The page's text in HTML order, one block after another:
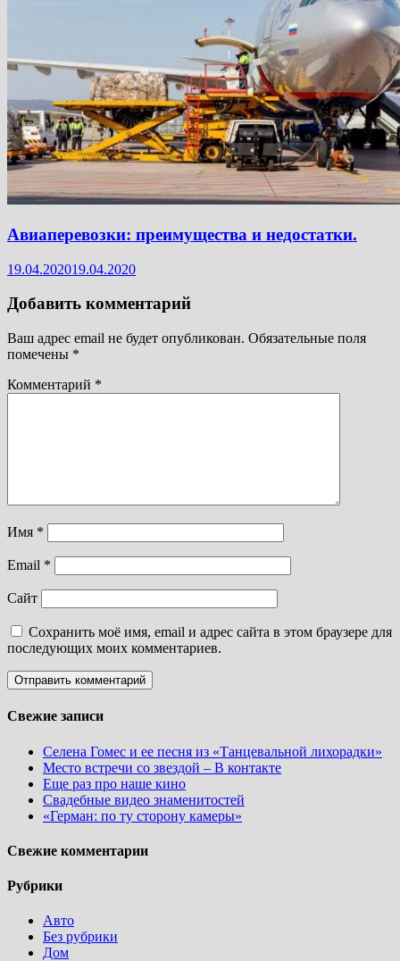
Авиаперевозки: преимущества и недостатки.
19.04.202019.04.2020
Добавить комментарий
Ваш адрес email не будет опубликован. Обязательные поля
помечены *
Комментарий *
Имя *
Email *
Сайт
Сохранить моё имя, email и адрес сайта в этом браузере для
последующих моих комментариев.
Свежие записи
Селена Гомес и ее песня из «Танцевальной лихорадки»
Место встречи со звездой – В контакте
Еще раз про наше кино
Свадебные видео знаменитостей
«Герман: по ту сторону камеры»
Свежие комментарии
Рубрики
Авто
Без рубрики
Дом